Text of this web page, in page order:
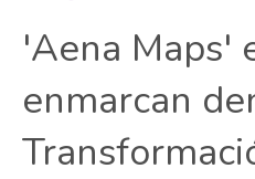
'Aena Maps'
enmarcan